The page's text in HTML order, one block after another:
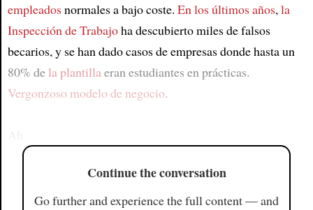
empleadosnormales a bajo coste. En los últimos años,la
Inspección de Trabajoha descubierto miles de falsos
becarios, y se han dado casos de empresas donde hasta un
80% de la plantillaeran estudiantes en prácticas.
Vergonzoso modelo de negocio.
Continue the conversation
Go further and experience the full content — and